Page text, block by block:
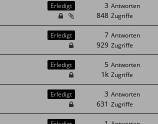
Erledigt
Erledigt
Erledigt
Erledigt